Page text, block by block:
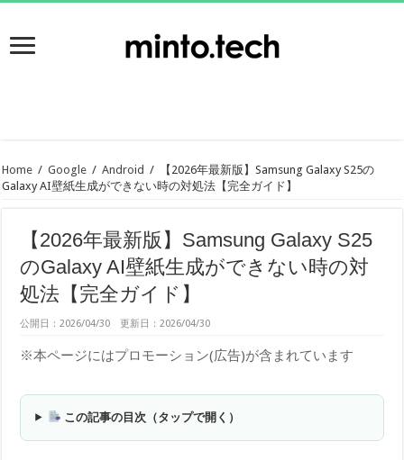
Home / Google / Android /
【2026年最新版】Samsung Galaxy S25の
Galaxy AI壁紙生成ができない時の対処法【完全ガイド】
【2026年最新版】Samsung Galaxy S25
のGalaxy AI壁紙生成ができない時の対
処法【完全ガイド】
公開日：2026/04/30 更新日：2026/04/30
※本ページにはプロモーション(広告)が含まれています
この記事の目次（タップで開く）